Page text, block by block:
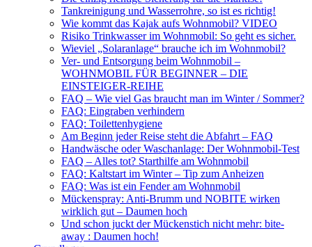
Tankreinigung und Wasserrohre, so ist es richtig!
Wie kommt das Kajak aufs Wohnmobil? VIDEO
Risiko Trinkwasser im Wohnmobil: So geht es sicher.
Wieviel „Solaranlage“ brauche ich im Wohnmobil?
Ver- und Entsorgung beim Wohnmobil –
WOHNMOBIL FÜR BEGINNER – DIE
EINSTEIGER-REIHE
FAQ – Wie viel Gas braucht man im Winter / Sommer?
FAQ: Eingraben verhindern
FAQ: Toilettenhygiene
Am Beginn jeder Reise steht die Abfahrt – FAQ
Handwäsche oder Waschanlage: Der Wohnmobil-Test
FAQ – Alles tot? Starthilfe am Wohnmobil
FAQ: Kaltstart im Winter – Tip zum Anheizen
FAQ: Was ist ein Fender am Wohnmobil
Mückenspray: Anti-Brumm und NOBITE wirken
wirklich gut – Daumen hoch
Und schon juckt der Mückenstich nicht mehr: bite-
away : Daumen hoch!